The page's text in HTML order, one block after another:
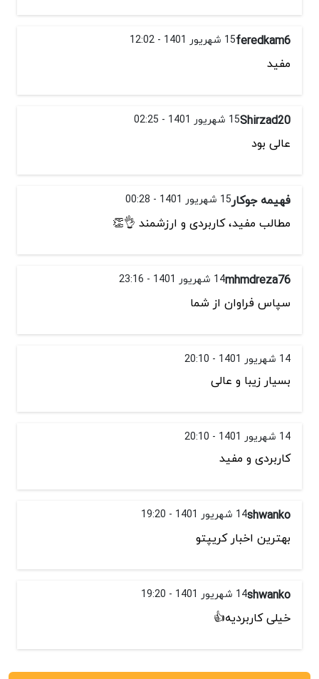
feredkam615 شهریور 1401 - 12:02
مفید
Shirzad2015 شهریور 1401 - 02:25
عالی بود
فهیمه جوکار15 شهریور 1401 - 00:28
مطالب مفید، کاربردی و ارزشمند 👌👏
mhmdreza7614 شهریور 1401 - 23:16
سپاس فراوان از شما
14 شهریور 1401 - 20:10
بسیار زیبا و عالی
14 شهریور 1401 - 20:10
کاربردی و مفید
shwanko14 شهریور 1401 - 19:20
بهترین اخبار کریپتو
shwanko14 شهریور 1401 - 19:20
خیلی کاربردیه👍